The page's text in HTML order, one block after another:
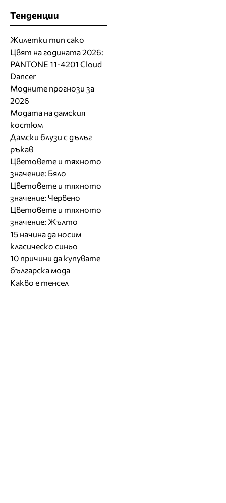
Тенденции
Жилетки тип сако
Цвят на годината 2026:
PANTONE 11-4201 Cloud
Dancer
Модните прогнози за
2026
Модата на дамския
костюм
Дамски блузи с дълъг
ръкав
Цветовете и тяхното
значение: Бяло
Цветовете и тяхното
значение: Червено
Цветовете и тяхното
значение: Жълто
15 начина да носим
класическо синьо
10 причини да купувате
българска мода
Какво е тенсел